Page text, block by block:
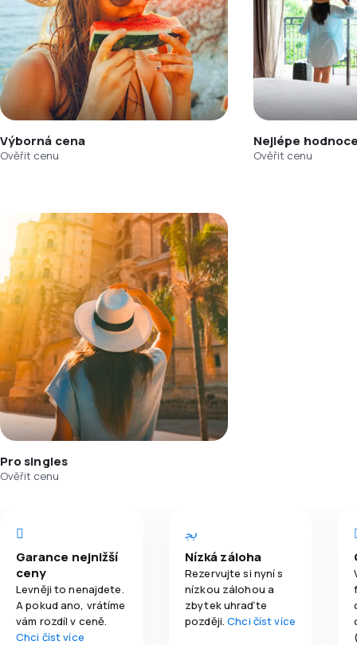
Výborná cena
Ověřit cenu
Nejlépe
Ověřit cenu
Pro singles
Ověřit cenu
Garance nejnižší
ceny
Levněji to nenajdete.
A pokud ano, vrátíme
vám rozdíl v ceně.
Chci číst více
Nízká záloha
Rezervujte si nyní s
nízkou zálohou a
zbytek uhraďte
později.Chci číst více